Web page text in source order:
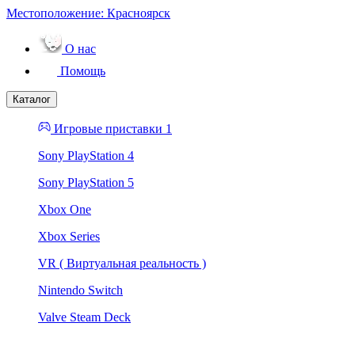
Местоположение: Красноярск
О нас
Помощь
Каталог
Игровые приставки 1
Sony PlayStation 4
Sony PlayStation 5
Xbox One
Xbox Series
VR ( Виртуальная реальность )
Nintendo Switch
Valve Steam Deck